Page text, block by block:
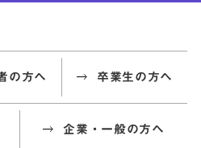
の方へ 卒業生の方へ
企業・一般の方へ